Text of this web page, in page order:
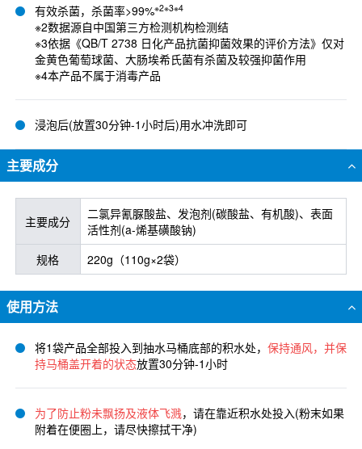
有效杀菌，杀菌率>99%※2※3※4
※2数据源自中国第三方检测机构检测结
※3依据《QB/T 2738 日化产品抗菌抑菌效果的评价方法》仅对
金黄色葡萄球菌、大肠埃希氏菌有杀菌及较强抑菌作用
※4本产品不属于消毒产品
浸泡后(放置30分钟-1小时后)用水冲洗即可
主要成分
主要成分
二氯异氰脲酸盐、发泡剂(碳酸盐、有机酸)、表面
活性剂(a-烯基磺酸钠)
规格
220g（110g×2袋）
使用方法
将1袋产品全部投入到抽水马桶底部的积水处， 保持通风，并保
持马桶盖开着的状态放置30分钟-1小时
为了防止粉未飘扬及液体飞溅，请在靠近积水处投入(粉末如果
附着在便圈上，请尽快擦拭干净)